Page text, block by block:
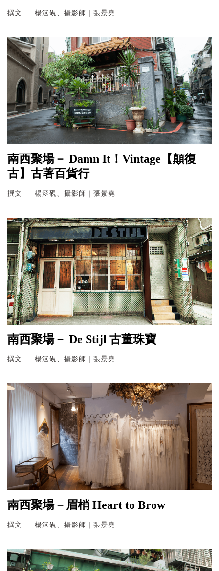
撰文 楊涵硯、攝影師｜張景堯
南西聚場－ Damn It！Vintage【顛復
古】古著百貨行
撰文 楊涵硯、攝影師｜張景堯
南西聚場－ De Stijl 古董珠寶
撰文 楊涵硯、攝影師｜張景堯
南西聚場－眉梢 Heart to Brow
撰文 楊涵硯、攝影師｜張景堯